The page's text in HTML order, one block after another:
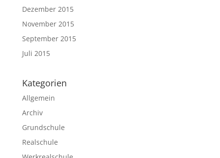
Dezember 2015
November 2015
September 2015
Juli 2015
Kategorien
Allgemein
Archiv
Grundschule
Realschule